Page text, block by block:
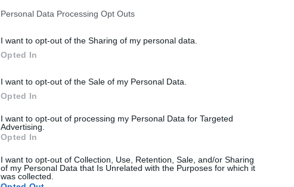
Personal Data Processing Opt Outs
I want to opt-out of the Sharing of my personal data.
Opted In
I want to opt-out of the Sale of my Personal Data.
Opted In
I want to opt-out of processing my Personal Data for Targeted
Advertising.
Opted In
I want to opt-out of Collection, Use, Retention, Sale, and/or Sharing
of my Personal Data that Is Unrelated with the Purposes for which it
was collected.